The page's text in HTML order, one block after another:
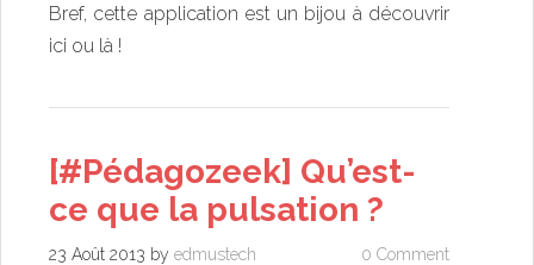
Bref, cette application est un bijou à découvrir
ici ou là !
[#Pédagozeek] Qu’est-
ce que la pulsation ?
23 Août 2013 by edmustech 0 Comment